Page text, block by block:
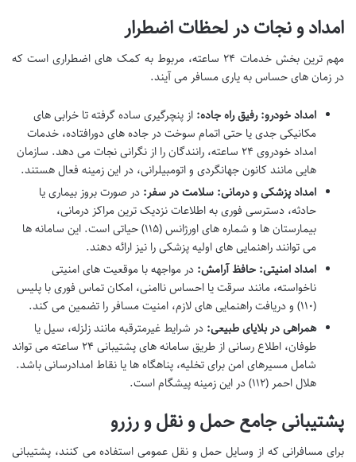
امداد و نجات در لحظات اضطرار
مهم ترین بخش خدمات ۲۴ ساعته، مربوط به کمک های اضطراری است که
در زمان های حساس به یاری مسافر می آیند.
امداد خودرو: رفیق راه جاده: از پنچرگیری ساده گرفته تا خرابی های
مکانیکی جدی یا حتی اتمام سوخت در جاده های دورافتاده، خدمات
امداد خودروی ۲۴ ساعته، رانندگان را از نگرانی نجات می دهد. سازمان
هایی مانند کانون جهانگردی و اتومبیلرانی، در این زمینه فعال هستند.
امداد پزشکی و درمانی: سلامت در سفر: در صورت بروز بیماری یا
حادثه، دسترسی فوری به اطلاعات نزدیک ترین مراکز درمانی،
بیمارستان ها و شماره های اورژانس (۱۱۵) حیاتی است. این سامانه ها
می توانند راهنمایی های اولیه پزشکی را نیز ارائه دهند.
امداد امنیتی: حافظ آرامش: در مواجهه با موقعیت های امنیتی
ناخواسته، مانند سرقت یا احساس ناامنی، امکان تماس فوری با پلیس
(۱۱۰) و دریافت راهنمایی های لازم، امنیت مسافر را تضمین می کند.
همراهی در بلایای طبیعی: در شرایط غیرمترقبه مانند زلزله، سیل یا
طوفان، اطلاع رسانی از طریق سامانه های پشتیبانی ۲۴ ساعته می تواند
شامل مسیرهای امن برای تخلیه، پناهگاه ها یا نقاط امدادرسانی باشد.
هلال احمر (۱۱۲) در این زمینه پیشگام است.
پشتیبانی جامع حمل و نقل و رزرو
برای مسافرانی که از وسایل حمل و نقل عمومی استفاده می کنند، پشتیبانی